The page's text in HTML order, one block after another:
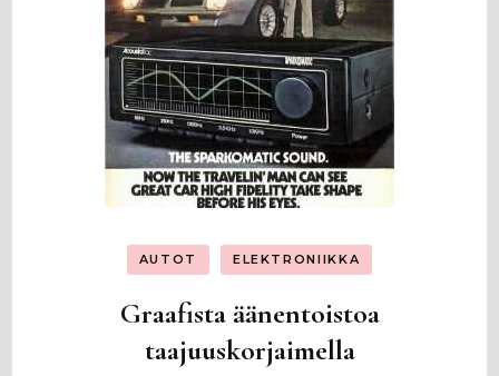
AUTOT ELEKTRONIIKKA
Graafista äänentoistoa
taajuuskorjaimella